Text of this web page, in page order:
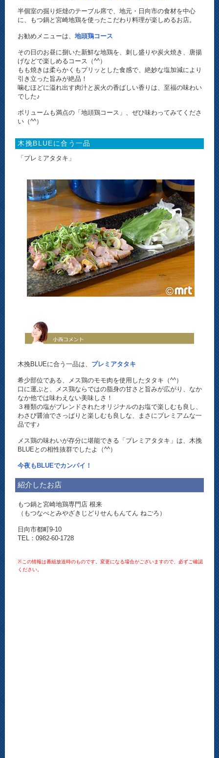
半個室の掘り炬燵のテーブル席で、地元・日向市の食材を中心
に、もつ鍋と宮崎地鶏を使ったこだわり料理が楽しめるお店。
お勧めメニューは、地頭鶏コース
その日のお昼に捌いた新鮮な地鶏を、刺し盛りや炭火焼き、唐揚
げなどで楽しめるコース（^^）
もも焼きは柔らかくもプリッとした食感で、絶妙な塩加減により
引き立った旨みが絶品！
噛むほどに溢れ出す肉汁と炭火の香ばしい香りは、至福の味わい
でした♪
ボリュームも満点の「地頭鶏コース」、ぜひ味わってみてくださ
い（^^）
木挽BLUEに合う一品
「プレミアタタキ」
木挽BLUEに合う一品は、 プレミアタタキ
希少部位である、メス鶏のモモ肉を使用したタタキ（^^）
口に運ぶと、メス鶏ならではの脂身の甘さと旨みが広がり、なか
なか他では味わえない美味しさ！
３種類の塩がブレンドされたオリジナルのお塩で楽しむも良し、
わさび醤油でさっぱりと楽しむも良しな、まさにプレミアムな一
品です♪
メス鶏の味わいが存分に堪能できる「プレミアタタキ」は、木挽
BLUEとの相性抜群でしたよ（^^）
今夜もBLUEでカンパイ！
紹介したお店
もつ鍋と宮崎地鶏専門店 根来
（もつなべとみやざきじどりせんもんてん ねごろ）
日向市都町9-10
TEL：0982-60-1728
※この情報は番組放送時のものです。変更になる場合がございますので、必ずご確認
ください。